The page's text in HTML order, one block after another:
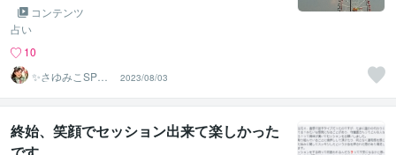
コンテンツ
占い
10
✨さゆみこSP鑑
定士✨朱音（し
ゅおん）✨
2023/08/03
終始、笑顔でセッション出来て楽しかった